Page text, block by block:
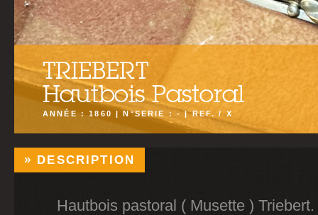
TRIEBERT
Hautbois Pastoral
ANNÉE : 1860 | N°SERIE : - | REF. / X
DESCRIPTION
Hautbois pastoral ( Musette ) Triebert.